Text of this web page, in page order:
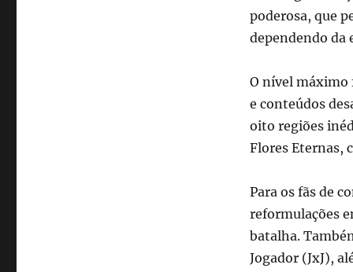
poderosa, que
dependendo da
O nível máximo
e conteúdos
oito regiões
Flores Eternas,
Para os fãs de
reformulações
batalha.
Jogador (JxJ),